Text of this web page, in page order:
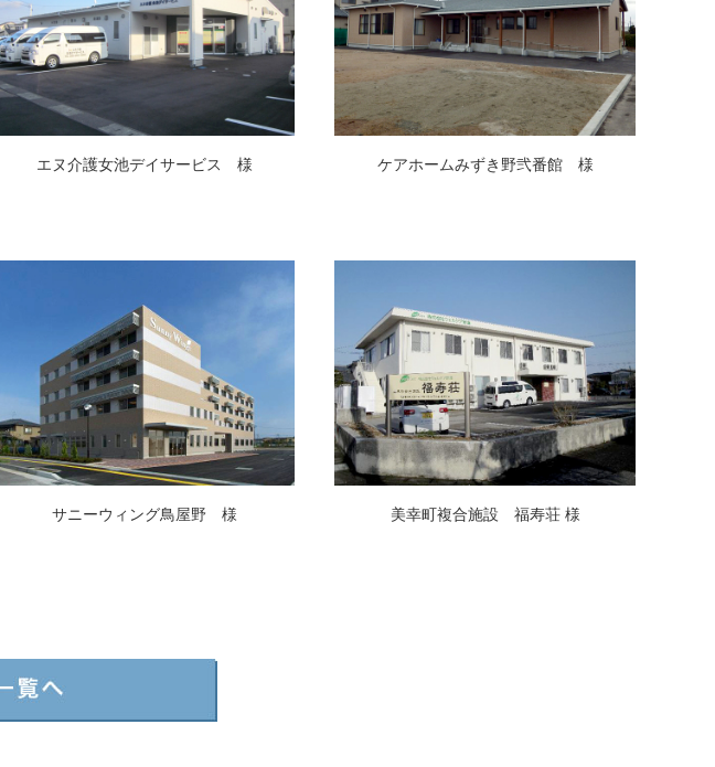
エヌ介護女池デイサービス 様 ケアホームみずき野弐番館 様
サニーウィング鳥屋野 様 美幸町複合施設 福寿荘 様